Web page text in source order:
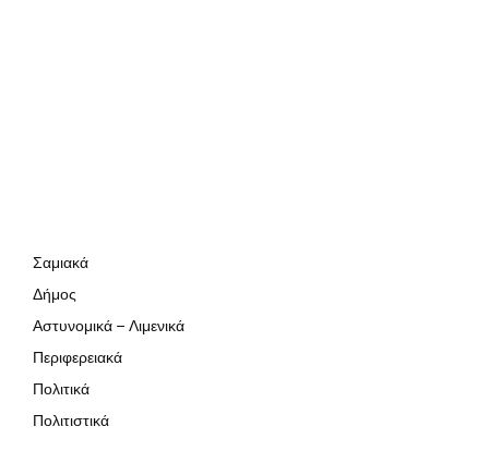
Σαμιακά
Δήμος
Αστυνομικά – Λιμενικά
Περιφερειακά
Πολιτικά
Πολιτιστικά